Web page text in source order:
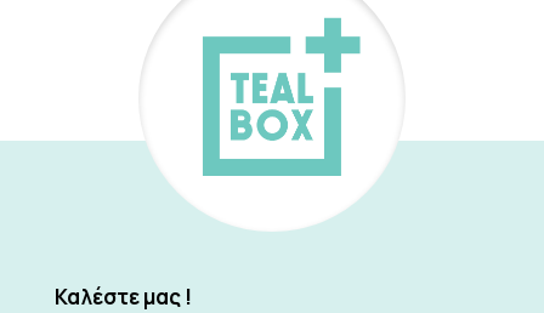
Καλέστε μας !